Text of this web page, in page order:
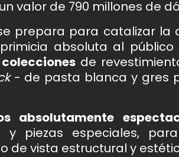
valor de 790 millones de
prepara para catalizar la
absoluta al público
de
- de pasta blanca y gres
absolutamente
piezas especiales,
de vista estructural y